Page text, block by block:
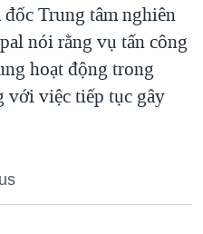
Trung tâm nghiên
nói rằng vụ tấn công
hoạt động trong
với việc tiếp tục gây